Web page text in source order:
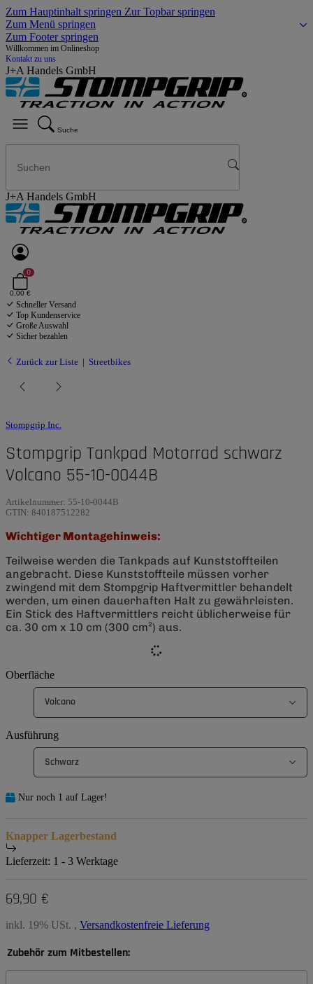
Zum Hauptinhalt springen Zur Topbar springen
Zum Menü springen
Zum Footer springen
Willkommen im Onlineshop
Kontakt zu uns
J+A Handels GmbH
Suche
J+A Handels GmbH
0
0,00 €
Schneller Versand
Top Kundenservice
Große Auswahl
Sicher bezahlen
Zurück zur Liste Streetbikes
Stompgrip Inc.
Stompgrip Tankpad Motorrad schwarz
Volcano 55-10-0044B
Artikelnummer: 55-10-0044B
GTIN: 840187512282
Wichtiger Montagehinweis:
Teilweise werden die Tankpads auf Kunststoffteilen
angebracht. Diese Kunststoffteile müssen vorher
zwingend mit dem Stompgrip Haftvermittler behandelt
werden, um einen dauerhaften Halt zu gewährleisten.
Ein Stick des Haftvermittlers reicht üblicherweise für
ca. 30 cm x 10 cm (300 cm²) aus.
Oberfläche
Volcano
Ausführung
Schwarz
Nur noch 1 auf Lager!
Knapper Lagerbestand
Lieferzeit: 1 - 3 Werktage
69,90 €
inkl. 19% USt. , Versandkostenfreie Lieferung
Zubehör zum Mitbestellen: